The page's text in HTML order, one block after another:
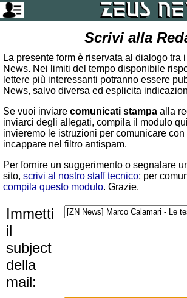
Scrivi alla
La presente form è riservata al dialogo tra
News. Nei limiti del tempo disponibile
lettere più interessanti potranno essere
News, salvo diversa ed esplicita
Se vuoi inviare comunicati stampa alla
inviarci degli allegati, compila il modulo
invieremo le istruzioni per comunicare
incappare nel filtro antispam.
Per fornire un suggerimento o segnalare
sito, scrivi al nostro staff tecnico; per
compila questo modulo. Grazie.
Immetti
il
subject
della
mail: